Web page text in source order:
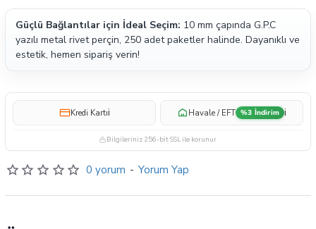
Güçlü Bağlantılar için İdeal Seçim: 10 mm çapında G.P.C
yazılı metal rivet perçin, 250 adet paketler halinde. Dayanıklı ve
estetik, hemen sipariş verin!
Kredi Kartıi Havale / EFT %3 İndirim i
Bilgileriniz 256-bit SSL ile korunur
0 yorum - Yorum Yap